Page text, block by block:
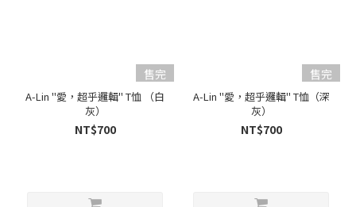
售完
A-Lin "愛，超乎邏輯" T恤 （白
灰）
NT$700
售完
A-Lin "愛，超乎邏輯" T恤（深
灰）
NT$700